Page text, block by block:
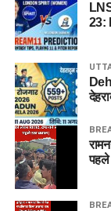
23:
पहले